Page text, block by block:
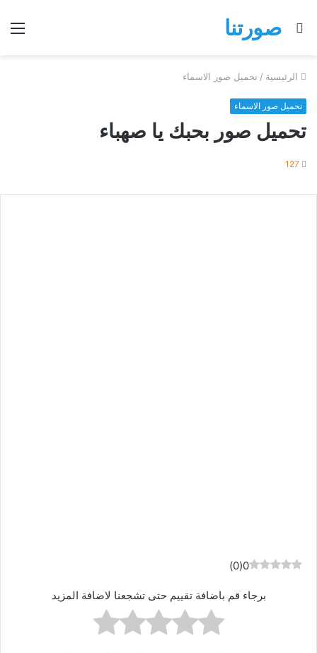
صورتنا
بحث
الرئيسية / تحميل صور الاسماء
تحميل صور الاسماء
تحميل صور بحبك يا صهباء
127
0
(
0
)
برجاء قم باضافة تقييم حتى تشجعنا لاضافة المزيد